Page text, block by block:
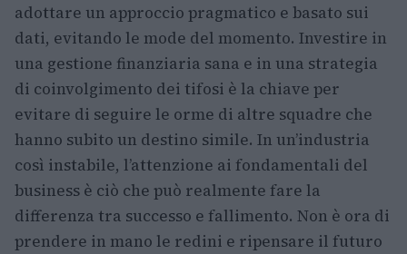
adottare un approccio pragmatico e basato sui
dati, evitando le mode del momento. Investire in
una gestione finanziaria sana e in una strategia
di coinvolgimento dei tifosi è la chiave per
evitare di seguire le orme di altre squadre che
hanno subito un destino simile. In un’industria
così instabile, l’attenzione ai fondamentali del
business è ciò che può realmente fare la
differenza tra successo e fallimento. Non è ora di
prendere in mano le redini e ripensare il futuro